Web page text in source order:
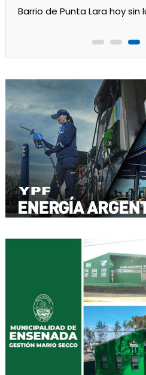
Barrio de Punta Lara hoy sin